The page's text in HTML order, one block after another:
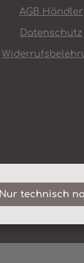
AGB Händler
Datenschutz
Nur technisch